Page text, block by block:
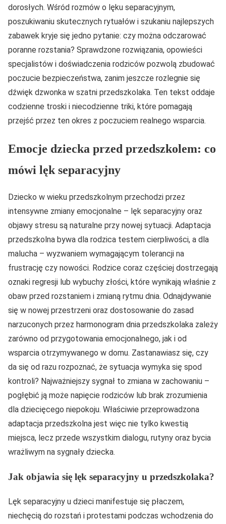
dorosłych. Wśród rozmów o lęku separacyjnym,
poszukiwaniu skutecznych rytuałów i szukaniu najlepszych
zabawek kryje się jedno pytanie: czy można odczarować
poranne rozstania? Sprawdzone rozwiązania, opowieści
specjalistów i doświadczenia rodziców pozwolą zbudować
poczucie bezpieczeństwa, zanim jeszcze rozlegnie się
dźwięk dzwonka w szatni przedszkolaka. Ten tekst oddaje
codzienne troski i niecodzienne triki, które pomagają
przejść przez ten okres z poczuciem realnego wsparcia.
Emocje dziecka przed przedszkolem: co
mówi lęk separacyjny
Dziecko w wieku przedszkolnym przechodzi przez
intensywne zmiany emocjonalne – lęk separacyjny oraz
objawy stresu są naturalne przy nowej sytuacji. Adaptacja
przedszkolna bywa dla rodzica testem cierpliwości, a dla
malucha – wyzwaniem wymagającym tolerancji na
frustrację czy nowości. Rodzice coraz częściej dostrzegają
oznaki regresji lub wybuchy złości, które wynikają właśnie z
obaw przed rozstaniem i zmianą rytmu dnia. Odnajdywanie
się w nowej przestrzeni oraz dostosowanie do zasad
narzuconych przez harmonogram dnia przedszkolaka zależy
zarówno od przygotowania emocjonalnego, jak i od
wsparcia otrzymywanego w domu. Zastanawiasz się, czy
da się od razu rozpoznać, że sytuacja wymyka się spod
kontroli? Najważniejszy sygnał to zmiana w zachowaniu –
pogłębić ją może napięcie rodziców lub brak zrozumienia
dla dziecięcego niepokoju. Właściwie przeprowadzona
adaptacja przedszkolna jest więc nie tylko kwestią
miejsca, lecz przede wszystkim dialogu, rutyny oraz bycia
wrażliwym na sygnały dziecka.
Jak objawia się lęk separacyjny u przedszkolaka?
Lęk separacyjny u dzieci manifestuje się płaczem,
niechęcią do rozstań i protestami podczas wchodzenia do